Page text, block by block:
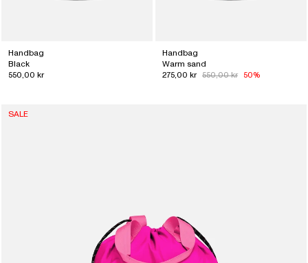
Handbag
Black
550,00 kr
Handbag
Warm sand
275,00 kr
550,00 kr 50%
SALE